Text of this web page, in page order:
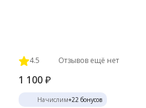
4.5 Отзывов ещё нет
1 100 ₽
Начислим+22 бонусов